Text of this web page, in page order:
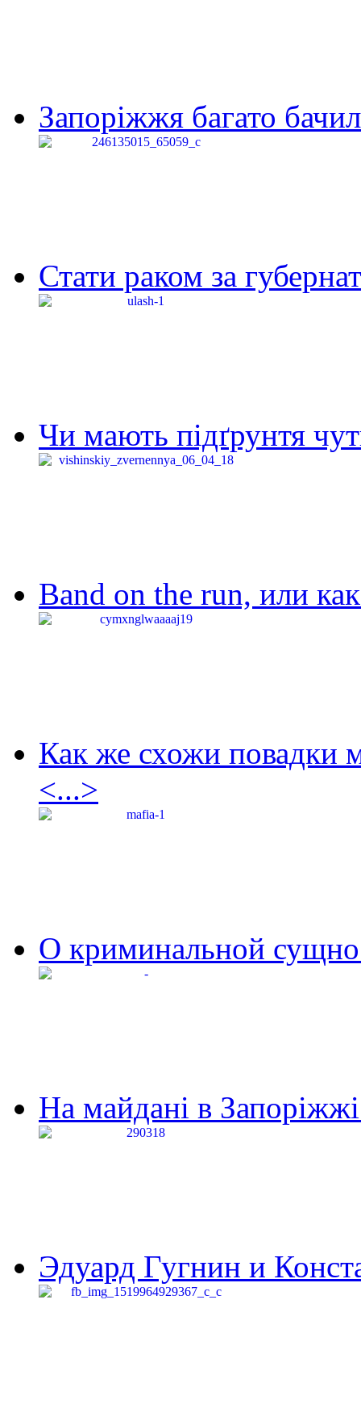
Запоріжжя багато
Стати раком за
Чи мають підґрунтя
Band on the run, или
Как же схожи повадки
<...>
О криминальной
На майдані в
Эдуард Гугнин и